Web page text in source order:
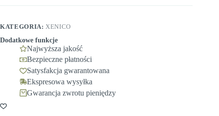
KATEGORIA: XENICO
Dodatkowe funkcje
Najwyższa jakość
Bezpieczne płatności
Satysfakcja gwarantowana
Ekspresowa wysyłka
Gwarancja zwrotu pieniędzy